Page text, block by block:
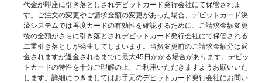
代金が即座に引き落としされデビットカード発行会社にて保管されま
す。ご注文の変更やご請求金額の変更があった場合、デビットカード決
済システムでは再度カードの有効性を確認するために、ご請求金額変更
後の全額がさらに引き落とされデビットカード発行会社にて保管される
二重引き落としが発生してしまいます。当然変更前のご請求金額分は返
金されますが返金されるまでに最大45日かかる場合があります。デビッ
トカードの特性を十分ご理解の上、ご利用いただきますようお願いいた
します。詳細につきましてはお手元のデビットカード発行会社にお問い